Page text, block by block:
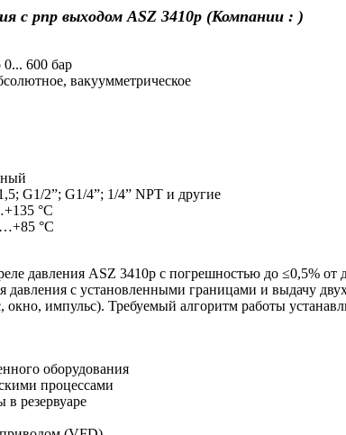
с pnp выходом ASZ 3410p (Компании : )
600 бар
вакуумметрическое
G1/2”; G1/4”; 1/4” NPT и другие
°C
°C
давления ASZ 3410p с погрешностью до ≤0,5% от
давления с установленными границами и выдачу
импульс). Требуемый алгоритм работы
оборудования
процессами
резервуаре